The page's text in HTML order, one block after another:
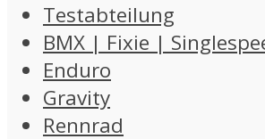
Testabteilung
BMX | Fixie |
Enduro
Gravity
Rennrad